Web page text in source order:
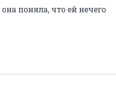
поняла, что ей нечего